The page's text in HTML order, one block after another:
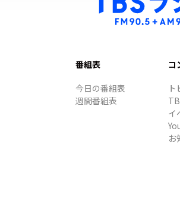
番組表
今日の番組表
週間番組表
コ
イ
お